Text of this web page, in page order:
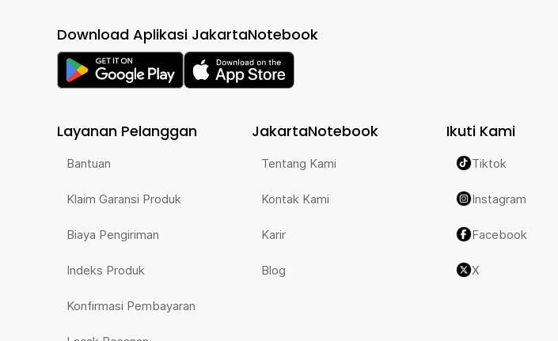
Download Aplikasi JakartaNotebook
Layanan Pelanggan
Bantuan
Klaim Garansi Produk
Biaya Pengiriman
Indeks Produk
Konfirmasi Pembayaran
JakartaNotebook
Tentang Kami
Kontak Kami
Karir
Blog
Ikuti Kami
Tiktok
Instagram
Facebook
X